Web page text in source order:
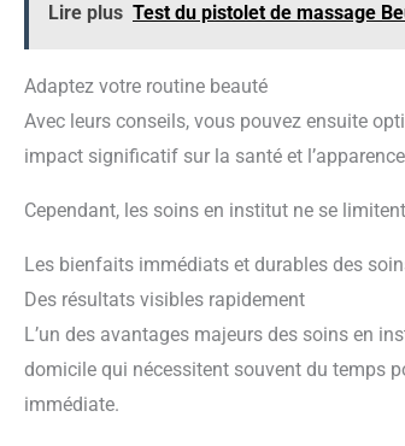
Lire plus Test du pistolet de massage
Adaptez votre routine beauté
Avec leurs conseils, vous pouvez ensuite
impact significatif sur la santé et
Cependant, les soins en institut ne se
Les bienfaits immédiats et durables des
Des résultats visibles rapidement
L’un des avantages majeurs des soins en
domicile qui nécessitent souvent du temps
immédiate.